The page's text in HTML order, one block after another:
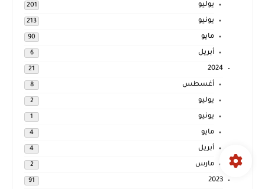
يوليو 201
يونيو 213
مايو 90
أبريل 6
2024
21
أغسطس 8
يوليو 2
يونيو 1
مايو 4
أبريل 4
مارس 2
2023
91